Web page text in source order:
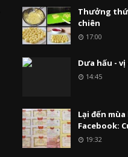
Thưởng
chiên
17:00
Dưa hấu -
14:45
Lại đến
Facebook:
19:32